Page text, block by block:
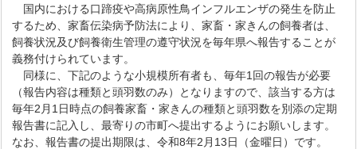
国内における口蹄疫や高病原性鳥インフルエンザの発生を防止
するため、家畜伝染病予防法により、家畜・家きんの飼養者は、
飼養状況及び飼養衛生管理の遵守状況を毎年県へ報告することが
義務付けられています。
同様に、下記のような小規模所有者も、毎年1回の報告が必要
（報告内容は種類と頭羽数のみ）となりますので、該当する方は
毎年2月1日時点の飼養家畜・家きんの種類と頭羽数を別添の定期
報告書に記入し、最寄りの市町へ提出するようにお願いします。
なお、報告書の提出期限は、令和8年2月13日（金曜日）です。